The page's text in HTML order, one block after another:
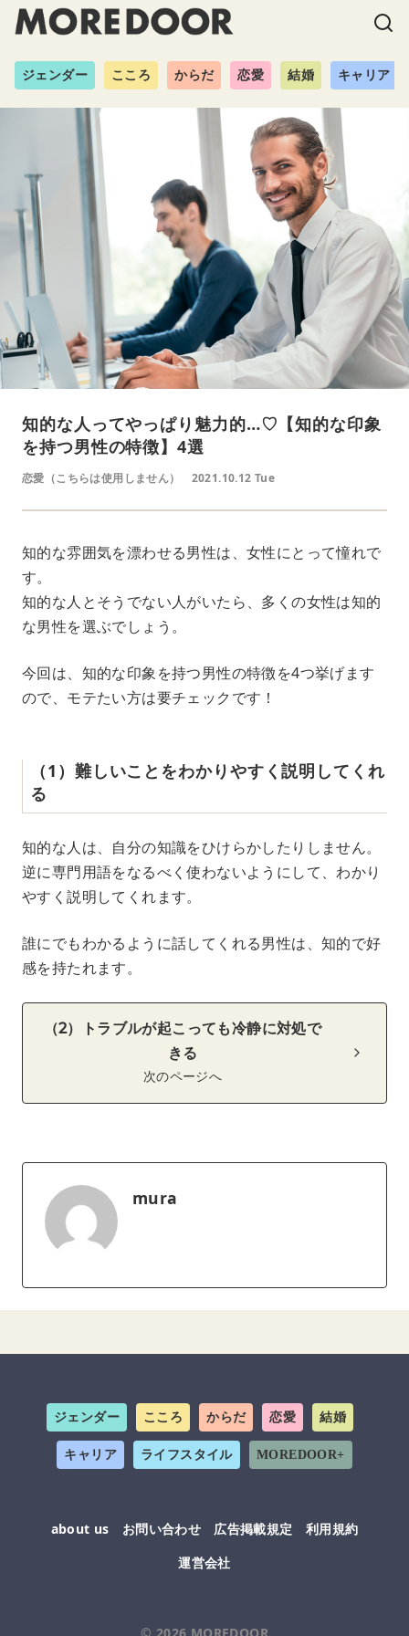
ジェンダー こころ からだ 恋愛 結婚 キャリア
知的な人ってやっぱり魅力的…♡【知的な印象
を持つ男性の特徴】4選
恋愛（こちらは使用しません） 2021.10.12 Tue
知的な雰囲気を漂わせる男性は、女性にとって憧れで
す。
知的な人とそうでない人がいたら、多くの女性は知的
な男性を選ぶでしょう。
今回は、知的な印象を持つ男性の特徴を4つ挙げます
ので、モテたい方は要チェックです！
（1）難しいことをわかりやすく説明してくれ
る
知的な人は、自分の知識をひけらかしたりしません。
逆に専門用語をなるべく使わないようにして、わかり
やすく説明してくれます。
誰にでもわかるように話してくれる男性は、知的で好
感を持たれます。
（2）トラブルが起こっても冷静に対処で
きる
次のページへ
mura
ジェンダー こころ からだ 恋愛 結婚
キャリア ライフスタイル MOREDOOR+
about us お問い合わせ 広告掲載規定
利用規約
運営会社